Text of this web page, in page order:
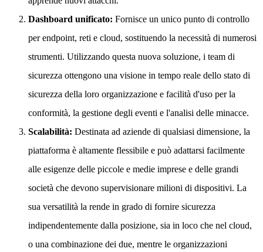
Dashboard unificato: Fornisce un unico punto di controllo
per endpoint, reti e cloud, sostituendo la necessità di numerosi
strumenti. Utilizzando questa nuova soluzione, i team di
sicurezza ottengono una visione in tempo reale dello stato di
sicurezza della loro organizzazione e facilità d'uso per la
conformità, la gestione degli eventi e l'analisi delle minacce.
Scalabilità: Destinata ad aziende di qualsiasi dimensione, la
piattaforma è altamente flessibile e può adattarsi facilmente
alle esigenze delle piccole e medie imprese e delle grandi
società che devono supervisionare milioni di dispositivi. La
sua versatilità la rende in grado di fornire sicurezza
indipendentemente dalla posizione, sia in loco che nel cloud,
o una combinazione dei due, mentre le organizzazioni